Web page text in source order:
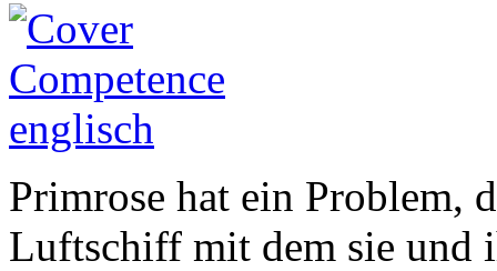
Primrose hat ein Problem,
Luftschiff mit dem sie und